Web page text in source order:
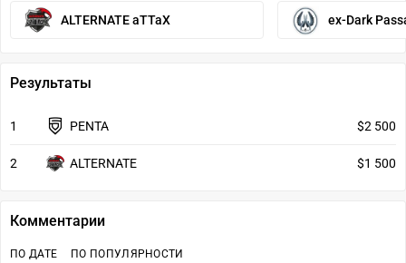
ALTERNATE aTTaX ex-Dark
Результаты
1 PENTA $2 500
2 ALTERNATE $1 500
Комментарии
ПО ДАТЕ ПО ПОПУЛЯРНОСТИ